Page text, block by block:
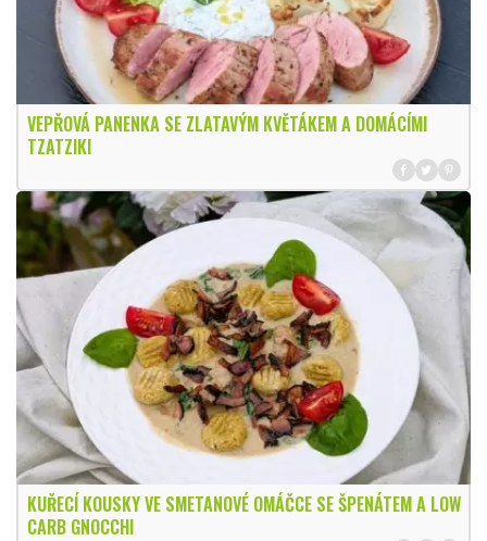
VEPŘOVÁ PANENKA SE ZLATAVÝM KVĚTÁKEM A DOMÁCÍMI
TZATZIKI
KUŘECÍ KOUSKY VE SMETANOVÉ OMÁČCE SE ŠPENÁTEM A LOW
CARB GNOCCHI